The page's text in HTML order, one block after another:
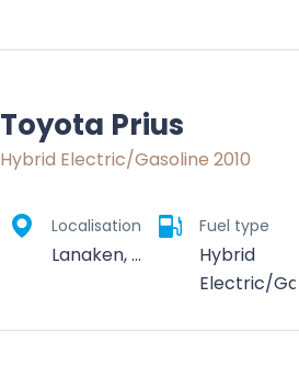
Toyota Prius
Hybrid Electric/Gasoline 2010
Localisation
Lanaken, Tongeren, Limburg, Flanders, 3620, Belgium
Fuel type
Hybrid
Electric/